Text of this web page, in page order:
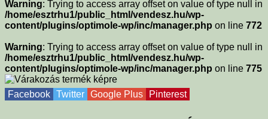
Warning: Trying to access array offset on value of type null in
/home/esztrhu1/public_html/vendesz.hu/wp-
content/plugins/optimole-wp/inc/manager.php on line 772
Warning: Trying to access array offset on value of type null in
/home/esztrhu1/public_html/vendesz.hu/wp-
content/plugins/optimole-wp/inc/manager.php on line 775
Facebook Twitter Google Plus Pinterest